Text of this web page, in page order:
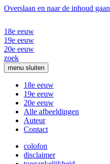
Overslaan en naar de inhoud gaan
18e eeuw
19e eeuw
20e eeuw
zoek
menu sluiten
18e eeuw
19e eeuw
20e eeuw
Alle afbeeldingen
Auteur
Contact
colofon
disclaimer